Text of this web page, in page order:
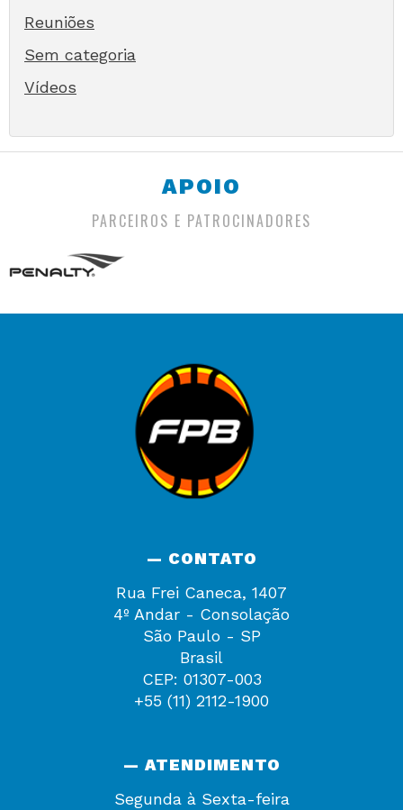
Reuniões
Sem categoria
Vídeos
APOIO
PARCEIROS E PATROCINADORES
— CONTATO
Rua Frei Caneca, 1407
4º Andar - Consolação
São Paulo - SP
Brasil
CEP: 01307-003
+55 (11) 2112-1900
— ATENDIMENTO
Segunda à Sexta-feira